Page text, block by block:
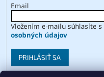
Email
Vložením e-mailu súhlasíte s
osobných údajov
PRIHLÁSIŤ SA